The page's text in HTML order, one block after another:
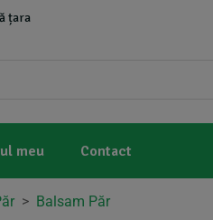
țara
meu Contact
> Balsam Păr